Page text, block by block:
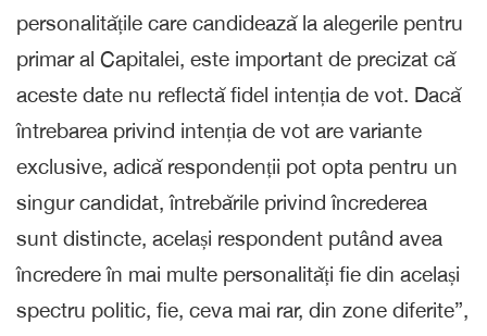
personalitățile care candidează la alegerile pentru
primar al Capitalei, este important de precizat că
aceste date nu reflectă fidel intenția de vot. Dacă
întrebarea privind intenția de vot are variante
exclusive, adică respondenții pot opta pentru un
singur candidat, întrebările privind încrederea
sunt distincte, același respondent putând avea
încredere în mai multe personalități fie din același
spectru politic, fie, ceva mai rar, din zone diferite”,